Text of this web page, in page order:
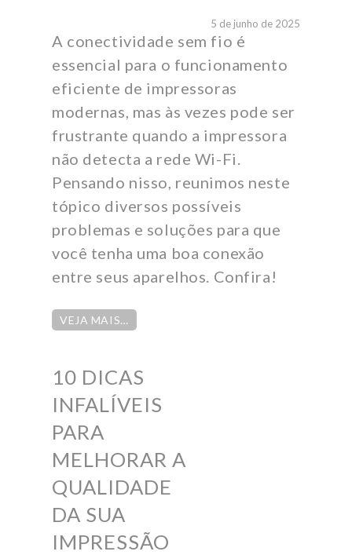
5 de junho de 2025
A conectividade sem fio é
essencial para o funcionamento
eficiente de impressoras
modernas, mas às vezes pode ser
frustrante quando a impressora
não detecta a rede Wi-Fi.
Pensando nisso, reunimos neste
tópico diversos possíveis
problemas e soluções para que
você tenha uma boa conexão
entre seus aparelhos. Confira!
VEJA MAIS…
10 DICAS
INFALÍVEIS
PARA
MELHORAR A
QUALIDADE
DA SUA
IMPRESSÃO